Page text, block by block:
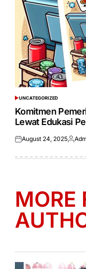
POSTED
IN
UNCATEGORIZED
Komitmen
Lewat Edukasi
Posted
August 24, 2025Posted
MORE